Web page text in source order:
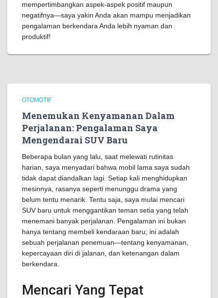
mempertimbangkan aspek-aspek positif maupun
negatifnya—saya yakin Anda akan mampu menjadikan
pengalaman berkendara Anda lebih nyaman dan
produktif!
OTOMOTIF
Menemukan Kenyamanan Dalam
Perjalanan: Pengalaman Saya
Mengendarai SUV Baru
Beberapa bulan yang lalu, saat melewati rutinitas
harian, saya menyadari bahwa mobil lama saya sudah
tidak dapat diandalkan lagi. Setiap kali menghidupkan
mesinnya, rasanya seperti menunggu drama yang
belum tentu menarik. Tentu saja, saya mulai mencari
SUV baru untuk menggantikan teman setia yang telah
menemani banyak perjalanan. Pengalaman ini bukan
hanya tentang membeli kendaraan baru; ini adalah
sebuah perjalanan penemuan—tentang kenyamanan,
kepercayaan diri di jalanan, dan ketenangan dalam
berkendara.
Mencari Yang Tepat